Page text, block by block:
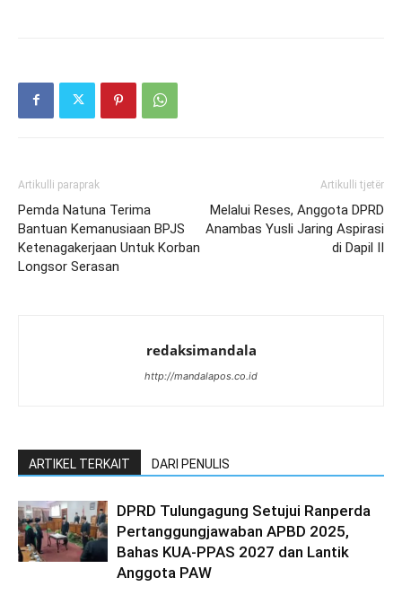
Artikulli paraprak
Pemda Natuna Terima
Bantuan Kemanusiaan BPJS
Ketenagakerjaan Untuk Korban
Longsor Serasan
Artikulli tjetër
Melalui Reses, Anggota DPRD
Anambas Yusli Jaring Aspirasi
di Dapil II
redaksimandala
http://mandalapos.co.id
ARTIKEL TERKAIT DARI PENULIS
DPRD Tulungagung Setujui Ranperda
Pertanggungjawaban APBD 2025,
Bahas KUA-PPAS 2027 dan Lantik
Anggota PAW